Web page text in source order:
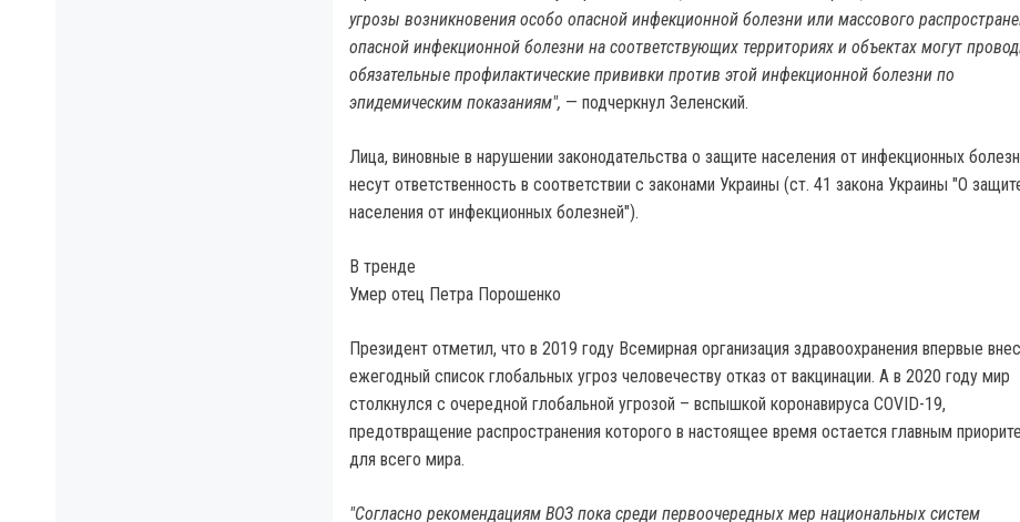
угрозы возникновения особо опасной инфекционной болезни или массового
опасной инфекционной болезни на соответствующих территориях и объектах могут
обязательные профилактические прививки против этой инфекционной болезни по
эпидемическим показаниям", — подчеркнул Зеленский.
Лица, виновные в нарушении законодательства о защите населения от инфекционных
несут ответственность в соответствии с законами Украины (ст. 41 закона Украины "О
населения от инфекционных болезней").
В тренде
Умер отец Петра Порошенко
Президент отметил, что в 2019 году Всемирная организация здравоохранения впервые
ежегодный список глобальных угроз человечеству отказ от вакцинации. А в 2020 году мир
столкнулся с очередной глобальной угрозой – вспышкой коронавируса СОVID-19,
предотвращение распространения которого в настоящее время остается главным
для всего мира.
"Согласно рекомендациям ВОЗ пока среди первоочередных мер национальных систем